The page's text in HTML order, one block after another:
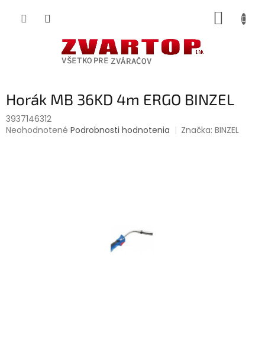
Horák MB 36KD 4m ERGO BINZEL
3937146312
Priemerné
Neohodnotené Podrobnosti hodnotenia Značka:BINZEL